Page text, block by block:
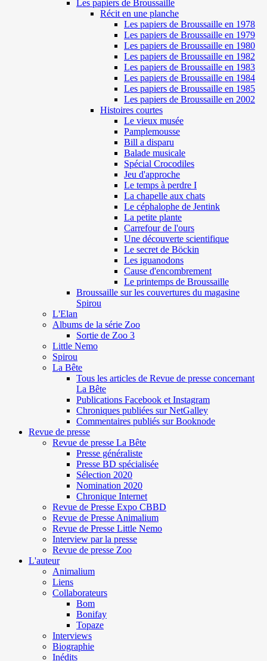
Les papiers de Broussaille
Récit en une planche
Les papiers de Broussaille en 1978
Les papiers de Broussaille en 1979
Les papiers de Broussaille en 1980
Les papiers de Broussaille en 1982
Les papiers de Broussaille en 1983
Les papiers de Broussaille en 1984
Les papiers de Broussaille en 1985
Les papiers de Broussaille en 2002
Histoires courtes
Le vieux musée
Pamplemousse
Bill a disparu
Balade musicale
Spécial Crocodiles
Jeu d'approche
Le temps à perdre I
La chapelle aux chats
Le céphalophe de Jentink
La petite plante
Carrefour de l'ours
Une découverte scientifique
Le secret de Böckin
Les iguanodons
Cause d'encombrement
Le printemps de Broussaille
Broussaille sur les couvertures du magasine
Spirou
L'Elan
Albums de la série Zoo
Sortie de Zoo 3
Little Nemo
Spirou
La Bête
Tous les articles de Revue de presse concernant
La Bête
Publications Facebook et Instagram
Chroniques publiées sur NetGalley
Commentaires publiés sur Booknode
Revue de presse
Revue de presse La Bête
Presse généraliste
Presse BD spécialisée
Sélection 2020
Nomination 2020
Chronique Internet
Revue de Presse Expo CBBD
Revue de Presse Animalium
Revue de Presse Little Nemo
Interview par la presse
Revue de presse Zoo
L'auteur
Animalium
Liens
Collaborateurs
Bom
Bonifay
Topaze
Interviews
Biographie
Inédits